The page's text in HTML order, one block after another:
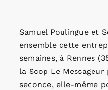
Samuel Poulingue et
ensemble cette
semaines, à Rennes
la Scop Le
seconde, elle-même